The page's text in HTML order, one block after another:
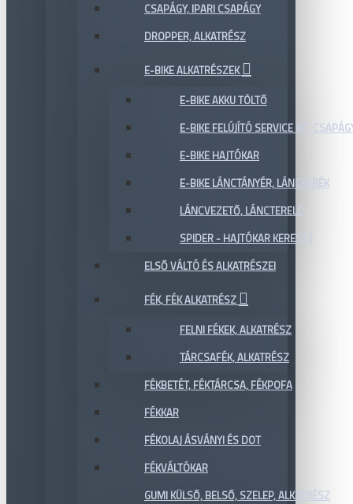
CSAPÁGY, IPARI CSAPÁGY
DROPPER, ALKATRÉSZ
E-BIKE ALKATRÉSZEK
E-BIKE AKKU TÖLTŐ
E-BIKE FELÚJÍTÓ SERVICE KIT,
E-BIKE HAJTÓKAR
E-BIKE LÁNCTÁNYÉR, LÁNCKERÉK
LÁNCVEZETŐ, LÁNCTERELŐ
SPIDER - HAJTÓKAR KERESZT
ELSŐ VÁLTÓ ÉS ALKATRÉSZEI
FÉK, FÉK ALKATRÉSZ
FELNI FÉKEK, ALKATRÉSZ
TÁRCSAFÉK, ALKATRÉSZ
FÉKBETÉT, FÉKTÁRCSA, FÉKPOFA
FÉKKAR
FÉKOLAJ ÁSVÁNYI ÉS DOT
FÉKVÁLTÓKAR
GUMI KÜLSŐ, BELSŐ, SZELEP, ALKATRÉSZ